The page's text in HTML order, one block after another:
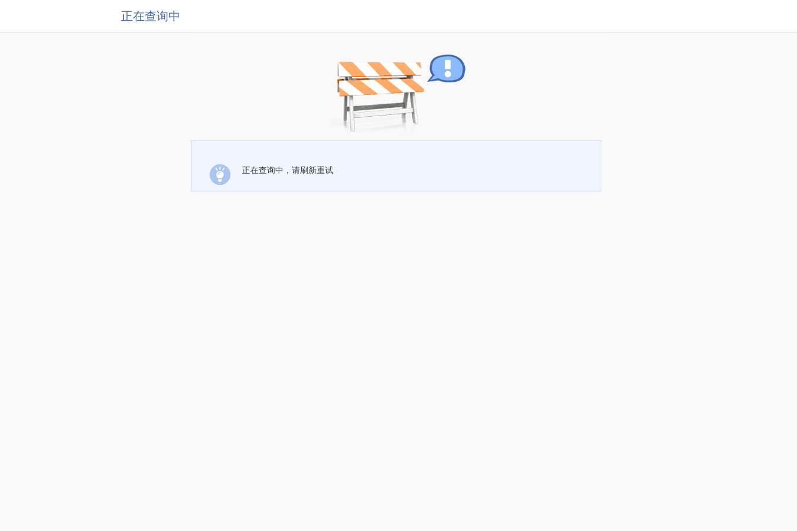
正在查询中
正在查询中，请刷新重试